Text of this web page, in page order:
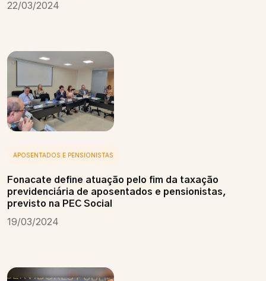
22/03/2024
APOSENTADOS E PENSIONISTAS
Fonacate define atuação pelo fim da taxação
previdenciária de aposentados e pensionistas,
previsto na PEC Social
19/03/2024